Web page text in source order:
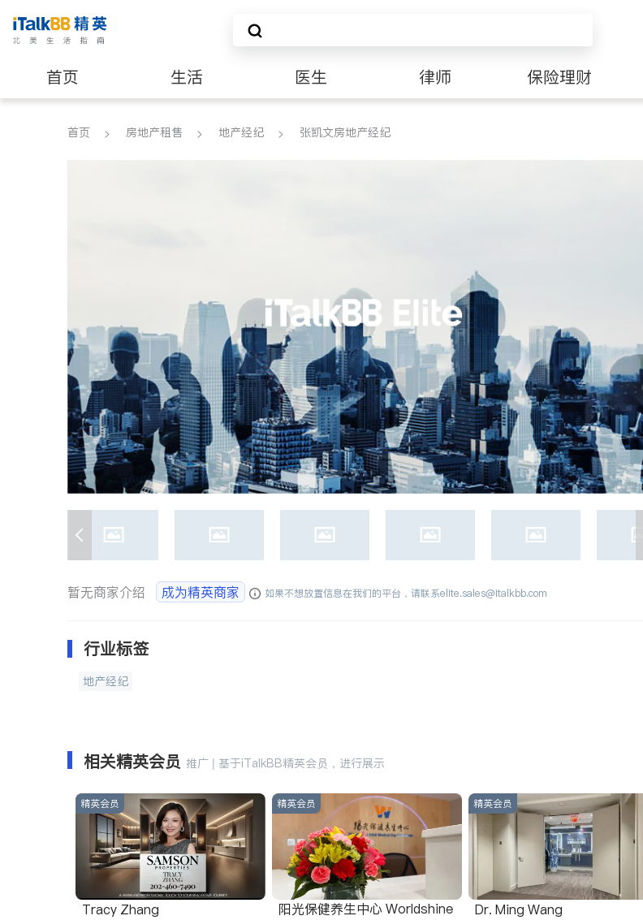
首页 生活 医生 律师 保险理财
养老 非盈利组织
首页 房地产租售 地产经纪 张凯文房地产经纪
暂无商家介绍 成为精英商家 如果不想放置信息在我们的平台，请联系elite.sales@italkbb.com
行业标签
地产经纪
相关精英会员 推广 | 基于iTalkBB精英会员，进行展示
精英会员
Tracy Zhang
精英会员
阳光保健养生中心 Worldshine
精英会员
Dr. Ming Wang